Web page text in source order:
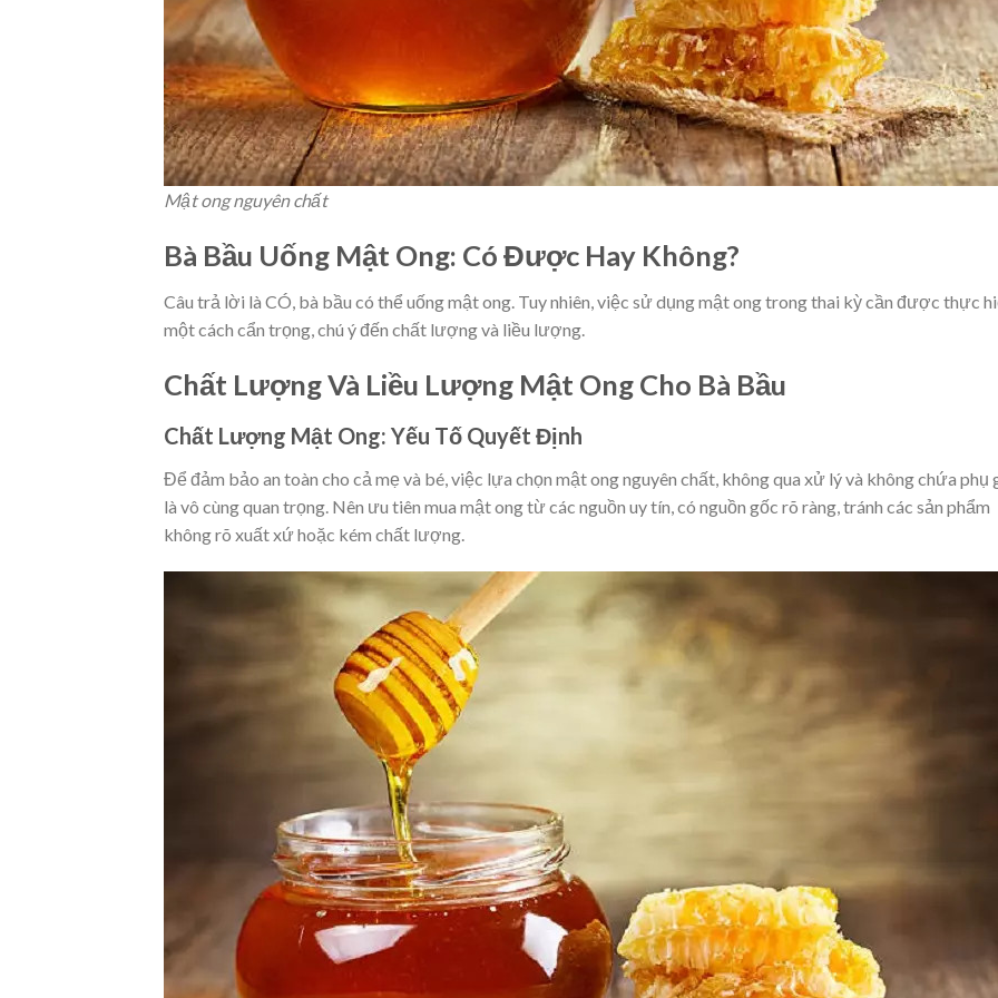
Mật ong nguyên chất
Bà Bầu Uống Mật Ong: Có Được Hay Không?
Câu trả lời là CÓ, bà bầu có thể uống mật ong. Tuy nhiên, việc sử dụng mật ong trong thai kỳ cần được thực
một cách cẩn trọng, chú ý đến chất lượng và liều lượng.
Chất Lượng Và Liều Lượng Mật Ong Cho Bà Bầu
Chất Lượng Mật Ong: Yếu Tố Quyết Định
Để đảm bảo an toàn cho cả mẹ và bé, việc lựa chọn mật ong nguyên chất, không qua xử lý và không chứa phụ
là vô cùng quan trọng. Nên ưu tiên mua mật ong từ các nguồn uy tín, có nguồn gốc rõ ràng, tránh các sản phẩm
không rõ xuất xứ hoặc kém chất lượng.